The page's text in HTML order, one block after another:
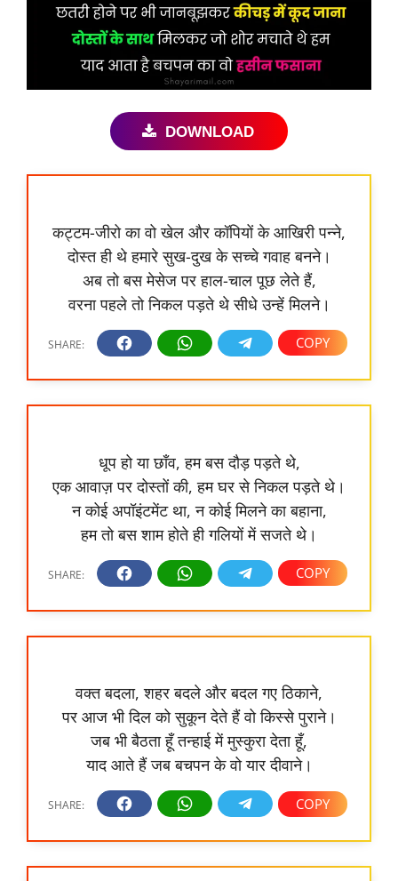
DOWNLOAD
कट्टम-जीरो का वो खेल और कॉपियों के आखिरी पन्ने,
दोस्त ही थे हमारे सुख-दुख के सच्चे गवाह बनने।
अब तो बस मेसेज पर हाल-चाल पूछ लेते हैं,
वरना पहले तो निकल पड़ते थे सीधे उन्हें मिलने।
धूप हो या छाँव, हम बस दौड़ पड़ते थे,
एक आवाज़ पर दोस्तों की, हम घर से निकल पड़ते थे।
न कोई अपॉइंटमेंट था, न कोई मिलने का बहाना,
हम तो बस शाम होते ही गलियों में सजते थे।
वक्त बदला, शहर बदले और बदल गए ठिकाने,
पर आज भी दिल को सुकून देते हैं वो किस्से पुराने।
जब भी बैठता हूँ तन्हाई में मुस्कुरा देता हूँ,
याद आते हैं जब बचपन के वो यार दीवाने।